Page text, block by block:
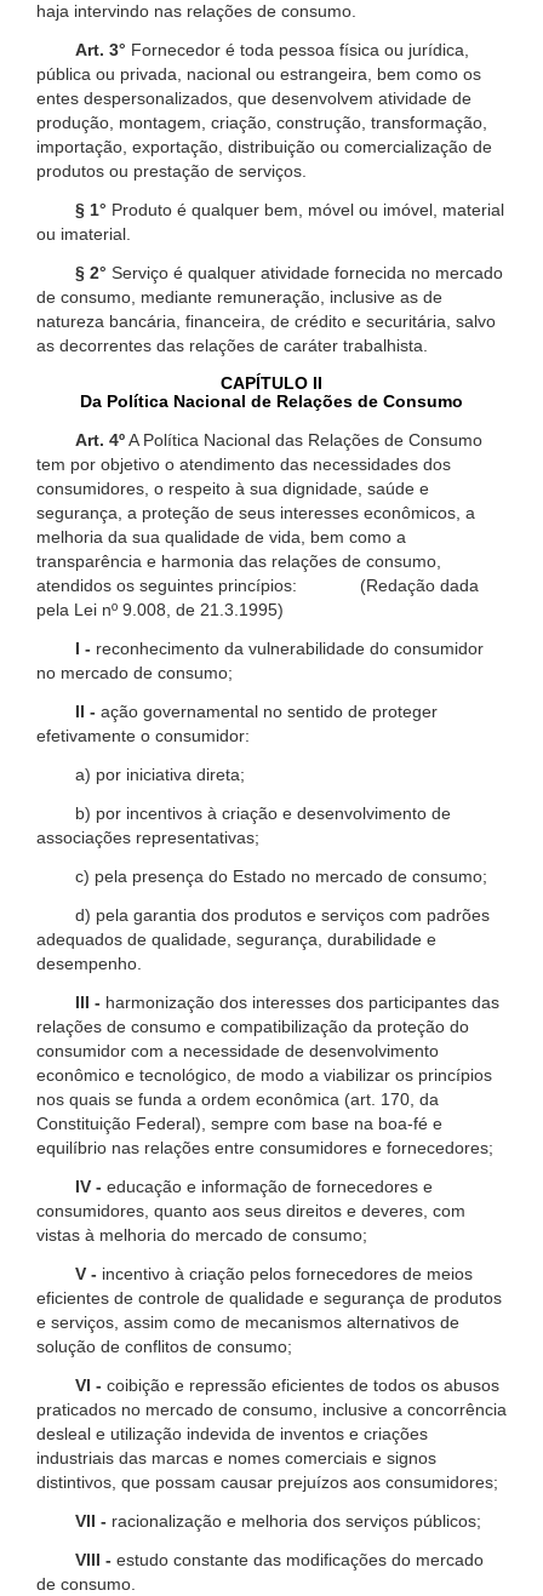
haja intervindo nas relações de consumo.
Art. 3° Fornecedor é toda pessoa física ou jurídica,
pública ou privada, nacional ou estrangeira, bem como os
entes despersonalizados, que desenvolvem atividade de
produção, montagem, criação, construção, transformação,
importação, exportação, distribuição ou comercialização de
produtos ou prestação de serviços.
§ 1° Produto é qualquer bem, móvel ou imóvel, material
ou imaterial.
§ 2° Serviço é qualquer atividade fornecida no mercado
de consumo, mediante remuneração, inclusive as de
natureza bancária, financeira, de crédito e securitária, salvo
as decorrentes das relações de caráter trabalhista.
CAPÍTULO II
Da Política Nacional de Relações de Consumo
Art. 4ºA Política Nacional das Relações de Consumo
tem por objetivo o atendimento das necessidades dos
consumidores, o respeito à sua dignidade, saúde e
segurança, a proteção de seus interesses econômicos, a
melhoria da sua qualidade de vida, bem como a
transparência e harmonia das relações de consumo,
atendidos os seguintes princípios: (Redação dada
pela Lei nº 9.008, de 21.3.1995)
I - reconhecimento da vulnerabilidade do consumidor
no mercado de consumo;
II - ação governamental no sentido de proteger
efetivamente o consumidor:
a) por iniciativa direta;
b) por incentivos à criação e desenvolvimento de
associações representativas;
c) pela presença do Estado no mercado de consumo;
d) pela garantia dos produtos e serviços com padrões
adequados de qualidade, segurança, durabilidade e
desempenho.
III - harmonização dos interesses dos participantes das
relações de consumo e compatibilização da proteção do
consumidor com a necessidade de desenvolvimento
econômico e tecnológico, de modo a viabilizar os princípios
nos quais se funda a ordem econômica (art. 170, da
Constituição Federal), sempre com base na boa-fé e
equilíbrio nas relações entre consumidores e fornecedores;
IV - educação e informação de fornecedores e
consumidores, quanto aos seus direitos e deveres, com
vistas à melhoria do mercado de consumo;
V - incentivo à criação pelos fornecedores de meios
eficientes de controle de qualidade e segurança de produtos
e serviços, assim como de mecanismos alternativos de
solução de conflitos de consumo;
VI - coibição e repressão eficientes de todos os abusos
praticados no mercado de consumo, inclusive a concorrência
desleal e utilização indevida de inventos e criações
industriais das marcas e nomes comerciais e signos
distintivos, que possam causar prejuízos aos consumidores;
VII - racionalização e melhoria dos serviços públicos;
VIII - estudo constante das modificações do mercado
de consumo.